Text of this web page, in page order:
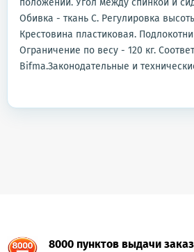
положении. Угол между спинкой и
Обивка - ткань С. Регулировка
Крестовина пластиковая.
Ограничение по весу - 120 кг.
Bifma.Законодательные и
8000 пунктов выдачи